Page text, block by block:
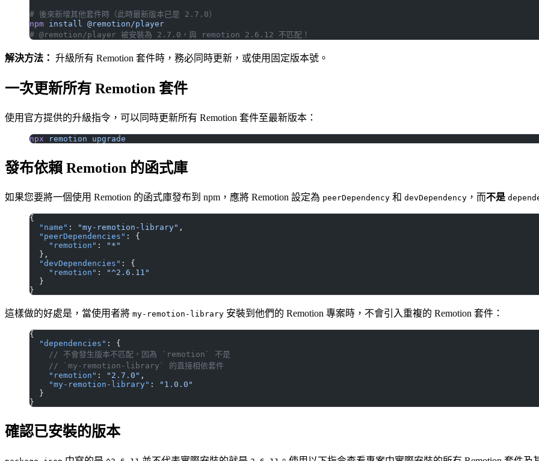
# 後來新增其他套件時（此時最新版本已是 2.7.0）
npm install @remotion/player
# @remotion/player 被安裝為 2.7.0，與 remotion 2.6.12 不匹配！
解決方法： 升級所有 Remotion 套件時，務必同時更新，或使用固定版本號。
一次更新所有 Remotion 套件
使用官方提供的升級指令，可以同時更新所有 Remotion 套件至最新版本：
npx remotion upgrade
發布依賴 Remotion 的函式庫
如果您要將一個使用 Remotion 的函式庫發布到 npm，應將 Remotion 設定為 peerDependency 和 devDependency ，而不是
{
  "name"
: "my-remotion-library" ,
  "peerDependencies"
: {
    "remotion"
:
"*"
  },
  "devDependencies"
: {
    "remotion"
:
"^2.6.11"
  }
}
這樣做的好處是，當使用者將 my-remotion-library 安裝到他們的 Remotion 專案時，不會引入重複的 Remotion 套件：
{
  "dependencies"
: {
    // 不會發生版本不匹配，因為 `remotion` 不是
    // `my-remotion-library` 的直接相依套件
    "remotion"
: "2.7.0" ,
    "my-remotion-library"
:
"1.0.0"
  }
}
確認已安裝的版本